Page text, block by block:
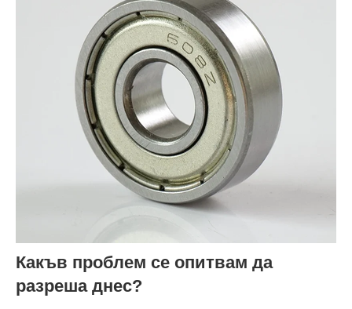
Какъв проблем се опитвам да
разреша днес?